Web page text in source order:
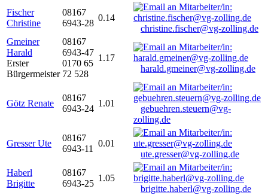
Fischer
Christine
08167
6943-28
0.14
christine.fischer@vg-zolling.de
Gmeiner
Harald
Erster
Bürgermeister
08167
6943-47
0170 65
72 528
1.17
harald.gmeiner@vg-zolling.de
Götz Renate
08167
6943-24
1.01
gebuehren.steuern@vg-
zolling.de
Gresser Ute
08167
6943-11
0.01
ute.gresser@vg-zolling.de
Haberl
Brigitte
08167
6943-25
1.05
brigitte.haberl@vg-zolling.de